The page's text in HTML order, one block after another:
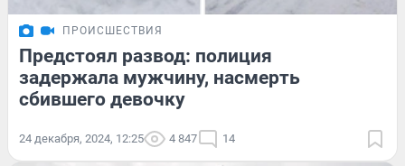
ПРОИСШЕСТВИЯ
Предстоял развод: полиция
задержала мужчину, насмерть
сбившего девочку
24 декабря, 2024, 12:25 4 847 14